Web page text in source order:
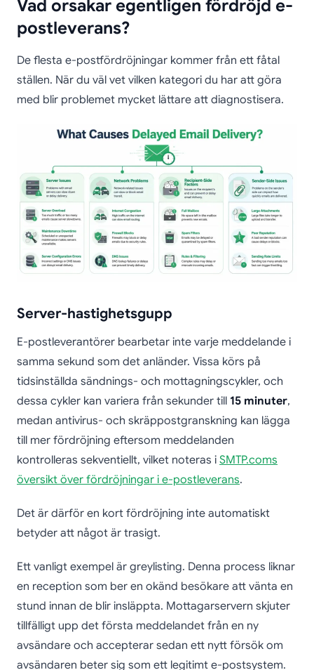
Vad orsakar egentligen fördröjd e-
postleverans?
De flesta e-postfördröjningar kommer från ett fåtal
ställen. När du väl vet vilken kategori du har att göra
med blir problemet mycket lättare att diagnostisera.
Server-hastighetsgupp
E-postleverantörer bearbetar inte varje meddelande i
samma sekund som det anländer. Vissa körs på
tidsinställda sändnings- och mottagningscykler, och
dessa cykler kan variera från sekunder till 15 minuter,
medan antivirus- och skräppostgranskning kan lägga
till mer fördröjning eftersom meddelanden
kontrolleras sekventiellt, vilket noteras i SMTP.coms
översikt över fördröjningar i e-postleverans.
Det är därför en kort fördröjning inte automatiskt
betyder att något är trasigt.
Ett vanligt exempel är greylisting. Denna process liknar
en reception som ber en okänd besökare att vänta en
stund innan de blir insläppta. Mottagarservern skjuter
tillfälligt upp det första meddelandet från en ny
avsändare och accepterar sedan ett nytt försök om
avsändaren beter sig som ett legitimt e-postsystem.